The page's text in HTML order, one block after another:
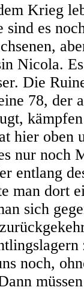
Krieg
sind es
Nicola.
Die
78, der
hier oben
nur noch
entlang
man dort
sich
noch,